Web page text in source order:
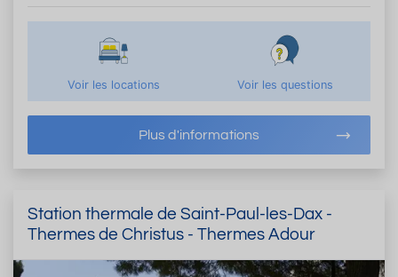
Voir les locations Voir les questions
Plus d'informations
Station thermale de Saint-Paul-les-Dax -
Thermes de Christus - Thermes Adour